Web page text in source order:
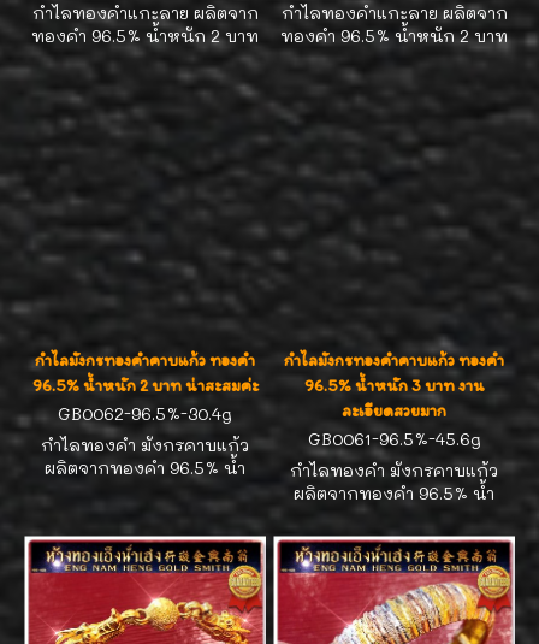
กำไลทองคำแกะลาย ผลิตจาก
ทองคำ 96.5% น้ำหนัก 2 บาท
รอบวง 16.0-16.5cm หน้า
กว้าง 15 มิล งานแฟชั่นสวยๆ
น่าสะสมค่ะ
กำไลทองคำแกะลาย ผลิตจาก
ทองคำ 96.5% น้ำหนัก 2 บาท
รอบวง 16.0-16.5cm หน้า
กว้าง 15 มิล งานแฟชั่นสวยๆ
น่าสะสมค่ะ
กำไลมังกรทองคำคาบแก้ว ทองคำ
96.5% น้ำหนัก 2 บาท น่าสะสมค่ะ
GB0062-96.5%-30.4g
กำไลทองคำ มังกรคาบแก้ว
ผลิตจากทองคำ 96.5% น้ำ
หนักทอง 2 บาท สำหรับรอบ
ข้อมือ 15.5-16.0 cm งานสวย
ละเอียดมีเอกลักษณ์
กำไลมังกรทองคำคาบแก้ว ทองคำ
96.5% น้ำหนัก 3 บาท งาน
ละเอียดสวยมาก
GB0061-96.5%-45.6g
กำไลทองคำ มังกรคาบแก้ว
ผลิตจากทองคำ 96.5% น้ำ
หนักทอง 3 บาท สำหรับรอบ
ข้อมือ 16.5-17.0 cm งานสวย
ละเอียดมีเอกลักษณ์ น่าสะสม
สุดๆ